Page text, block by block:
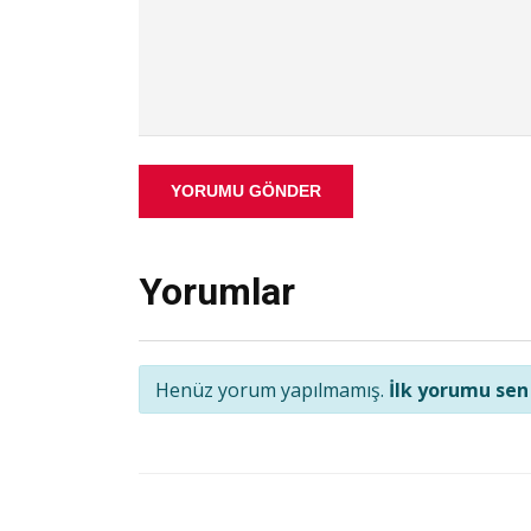
YORUMU GÖNDER
Yorumlar
Henüz yorum yapılmamış. İlk yorumu